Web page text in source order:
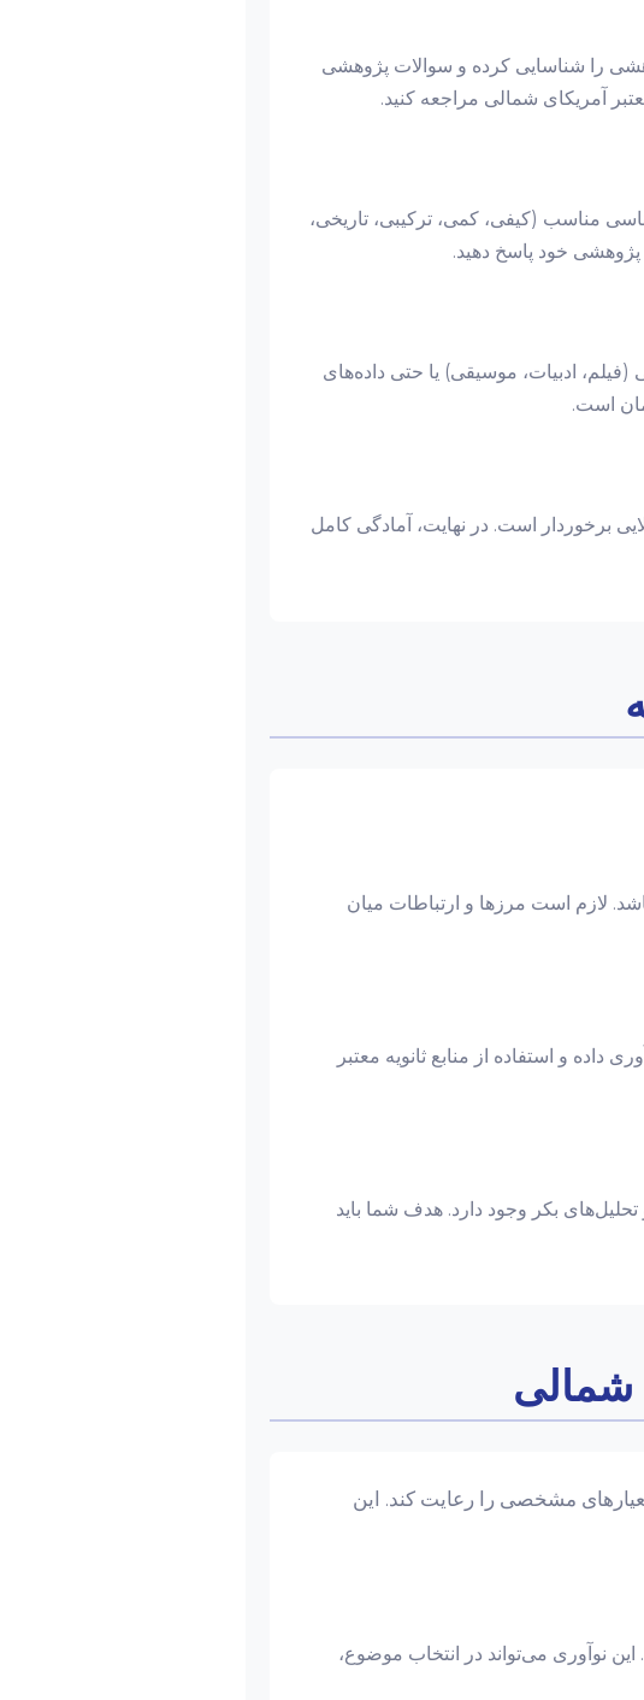
را شناسایی کرده و سوالات پژوهشی
آمریکای شمالی مراجعه کنید.
مناسب (کیفی، کمی، ترکیبی، تاریخی،
خود پاسخ دهید.
ادبیات، موسیقی) یا حتی داده‌های
برخوردار است. در نهایت، آمادگی کامل
لازم است مرزها و ارتباطات میان
و استفاده از منابع ثانویه معتبر
بکر وجود دارد. هدف شما باید
شمالی
معیارهای مشخصی را رعایت کند. این
نوآوری می‌تواند در انتخاب موضوع،